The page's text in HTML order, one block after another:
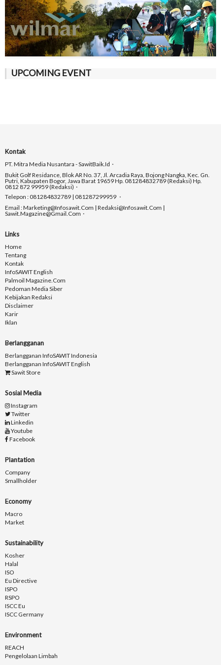
UPCOMING EVENT
Kontak
PT. Mitra Media Nusantara - SawitBaik.id
Bukit Golf Residance, Blok AR No. 37, Jl. Arcadia Raya, Bojong Nangka, Kec. Gn.
Putri, Kabupaten Bogor, Jawa Barat 19659 Hp. 081284832789 (Redaksi) Hp.
0812 872 99959 (Redaksi)
Telepon : 081284832789 | 081287299959
Email : Marketing@infosawit.com | Redaksi@infosawit.com |
Sawit.magazine@gmail.com
Links
Home
Tentang
Kontak
InfoSAWIT English
Palmoil Magazine.com
Pedoman Media Siber
Kebijakan Redaksi
Disclaimer
Karir
Iklan
Berlangganan
Berlangganan InfoSAWIT Indonesia
Berlangganan InfoSAWIT English
Sawit Store
Sosial Media
Instagram
Twitter
Linkedin
Youtube
Facebook
Plantation
Company
Smallholder
Economy
Macro
Market
Sustainability
Kosher
Halal
ISO
Eu Directive
ISPO
RSPO
ISCC Eu
ISCC Germany
Environment
REACH
Pengelolaan Limbah